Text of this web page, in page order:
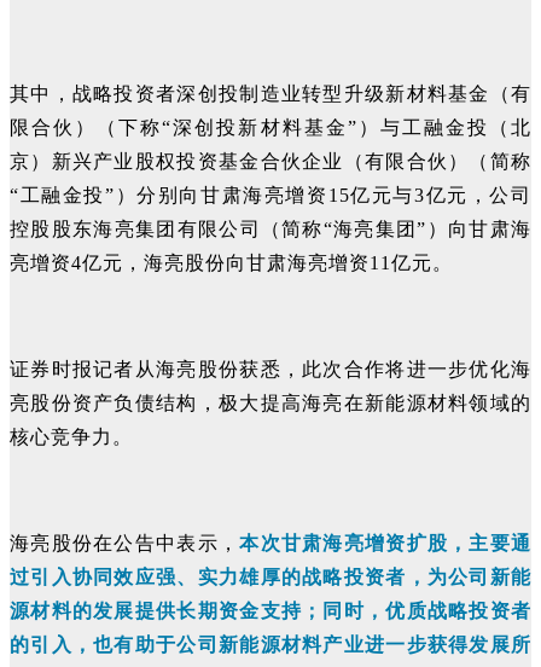
其中，战略投资者深创投制造业转型升级新材料基金（有
限合伙）（下称“深创投新材料基金”）与工融金投（北
京）新兴产业股权投资基金合伙企业（有限合伙）（简称
“工融金投”）分别向甘肃海亮增资15亿元与3亿元，公司
控股股东海亮集团有限公司（简称“海亮集团”）向甘肃海
亮增资4亿元，海亮股份向甘肃海亮增资11亿元。
证券时报记者从海亮股份获悉，此次合作将进一步优化海
亮股份资产负债结构，极大提高海亮在新能源材料领域的
核心竞争力。
海亮股份在公告中表示，本次甘肃海亮增资扩股，主要通
过引入协同效应强、实力雄厚的战略投资者，为公司新能
源材料的发展提供长期资金支持；同时，优质战略投资者
的引入，也有助于公司新能源材料产业进一步获得发展所